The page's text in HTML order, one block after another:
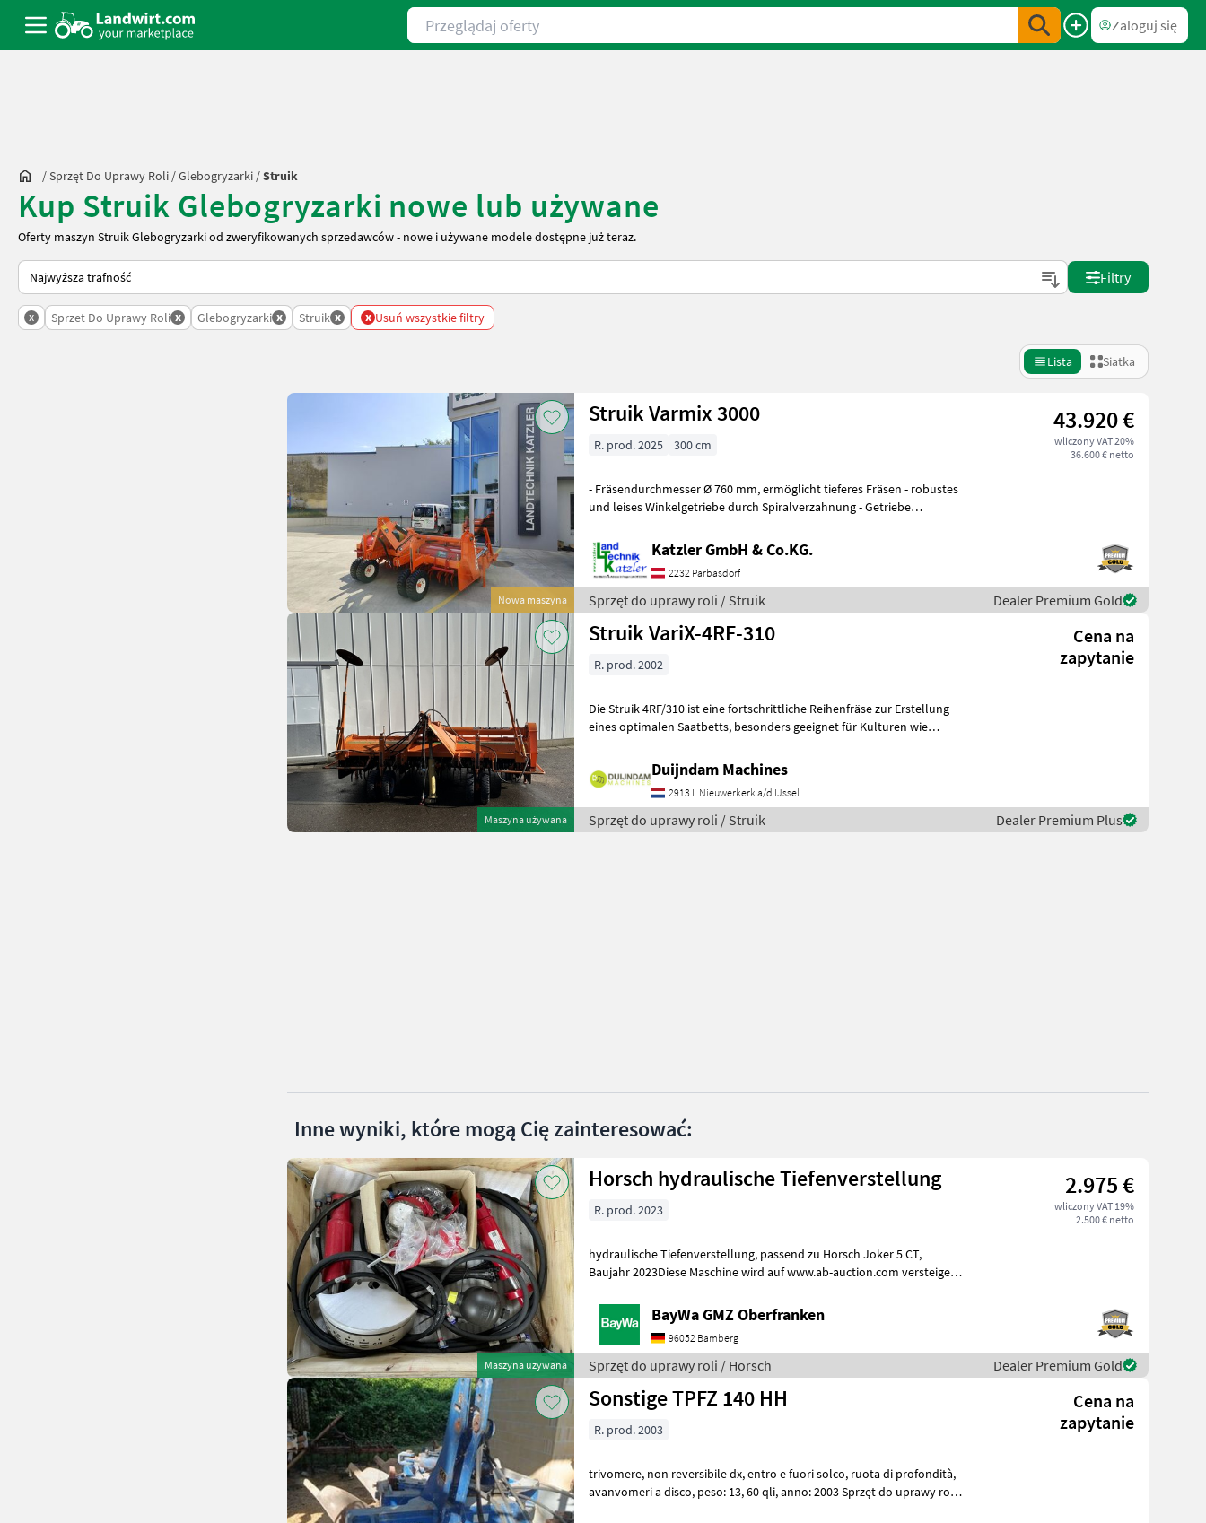
Przeglądaj oferty
Zaloguj się
/Sprzęt Do Uprawy Roli /Glebogryzarki /Struik
Kup Struik Glebogryzarki nowe lub używane
Oferty maszyn Struik Glebogryzarki od zweryfikowanych sprzedawców - nowe i używane modele dostępne już teraz.
Tak sortuje się na Landwirt.com
Filtry
x Sprzet Do Uprawy Roli x Glebogryzarki x Struik x x Usuń wszystkie filtry
Lista Siatka
Nowa maszyna
Struik Varmix 3000 43.920 €
wliczony VAT 20%
36.600 € netto
R. prod. 2025 300 cm
- Fräsendurchmesser Ø 760 mm, ermöglicht tieferes Fräsen - robustes
und leises Winkelgetriebe durch Spiralverzahnung - Getriebe
Katzler GmbH & Co.KG.
2232 Parbasdorf
Sprzęt do uprawy roli / Struik Dealer Premium Gold
Maszyna używana
Struik VariX-4RF-310
Cena na
zapytanie
R. prod. 2002
Die Struik 4RF/310 ist eine fortschrittliche Reihenfräse zur Erstellung
eines optimalen Saatbetts, besonders geeignet für Kulturen wie
Duijndam Machines
2913 L Nieuwerkerk a/d IJssel
Sprzęt do uprawy roli / Struik Dealer Premium Plus
Inne wyniki, które mogą Cię zainteresować:
Maszyna używana
Horsch hydraulische Tiefenverstellung 2.975 €
wliczony VAT 19%
2.500 € netto
R. prod. 2023
hydraulische Tiefenverstellung, passend zu Horsch Joker 5 CT,
Baujahr 2023Diese Maschine wird auf www.ab-auction.com versteigert.
BayWa GMZ Oberfranken
96052 Bamberg
Sprzęt do uprawy roli / Horsch Dealer Premium Gold
Sonstige TPFZ 140 HH
Cena na
zapytanie
R. prod. 2003
trivomere, non reversibile dx, entro e fuori solco, ruota di profondità,
avanvomeri a disco, peso: 13, 60 qli, anno: 2003 Sprzęt do uprawy roli